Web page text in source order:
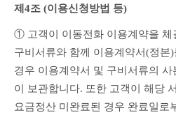
제4조 (이용신청방법 등)
① 고객이 이동전화 이용계약을 체
구비서류와 함께 이용계약서(정본
경우 이용계약서 및 구비서류의
이 보관합니다. 또한 고객이 해당
요금정산 미완료된 경우 완료일로